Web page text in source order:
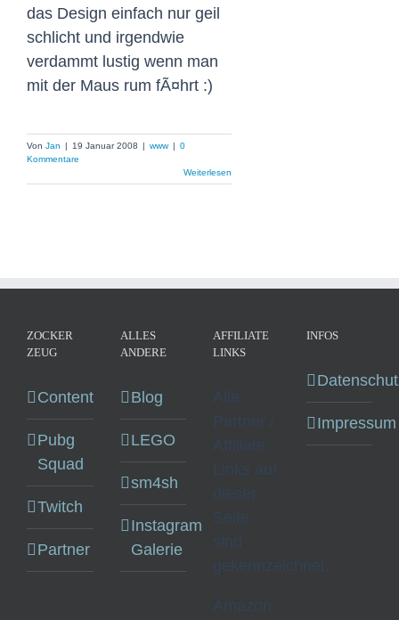
das Design einfach nur geil
schlicht und irgendwie
verdammt lustig wenn man
mit der Maus rum fÃ¤hrt :)
Von Jan 19 Januar 2008 www
0
Kommentare
Weiterlesen
ZOCKER
ZEUG
Content
Pubg
Squad
Twitch
Partner
ALLES
ANDERE
Blog
LEGO
sm4sh
Instagram
Galerie
AFFILIATE
LINKS
Alle
Partner /
Affiliate
Links auf
dieser
Seite
sind
gekennzeichnet.
Amazon
INFOS
Impressum